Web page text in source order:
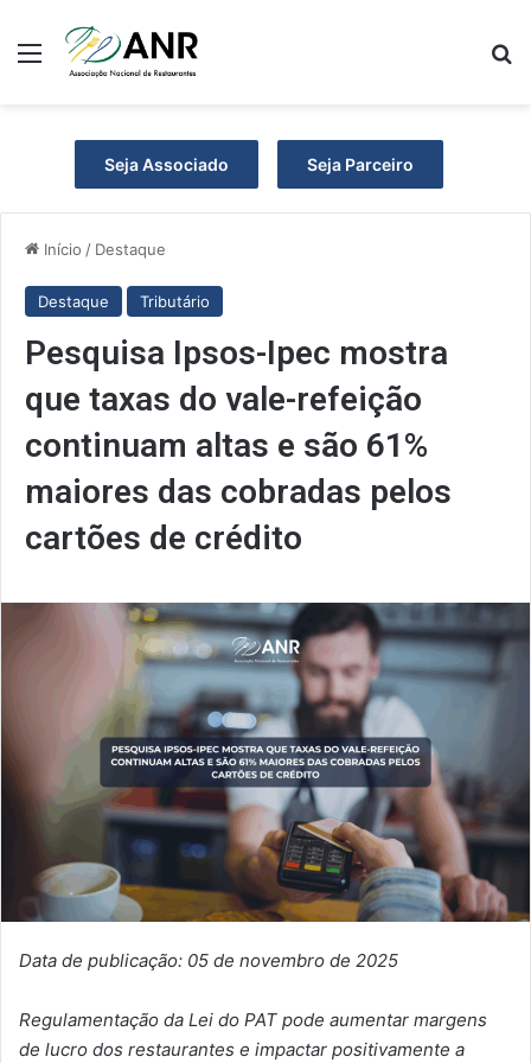
Menu
Seja Associado Seja Parceiro
Início / Destaque
Destaque Tributário
Pesquisa Ipsos-Ipec mostra
que taxas do vale-refeição
continuam altas e são 61%
maiores das cobradas pelos
cartões de crédito
Data de publicação: 05 de novembro de 2025
Regulamentação da Lei do PAT pode aumentar margens
de lucro dos restaurantes e impactar positivamente a